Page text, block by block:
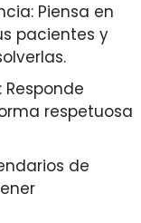
Piensa en
pacientes y
respetuosa
de